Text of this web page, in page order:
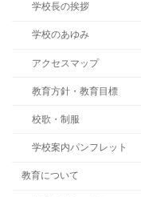
学校長の挨拶
学校のあゆみ
アクセスマップ
教育方針・教育目標
校歌・制服
学校案内パンフレット
教育について